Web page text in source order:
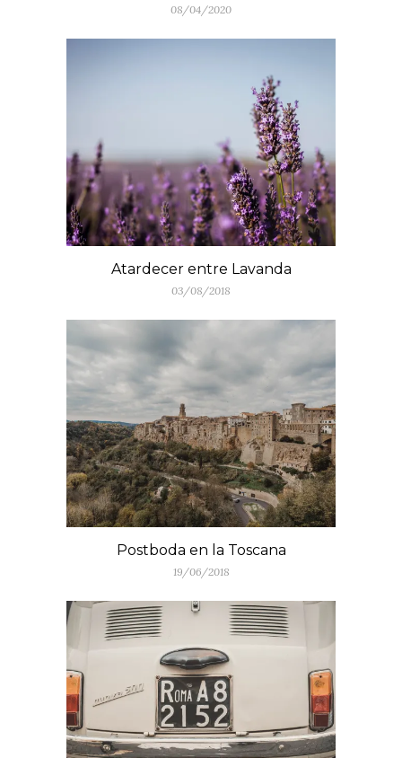
08/04/2020
Atardecer entre Lavanda
03/08/2018
Postboda en la Toscana
19/06/2018